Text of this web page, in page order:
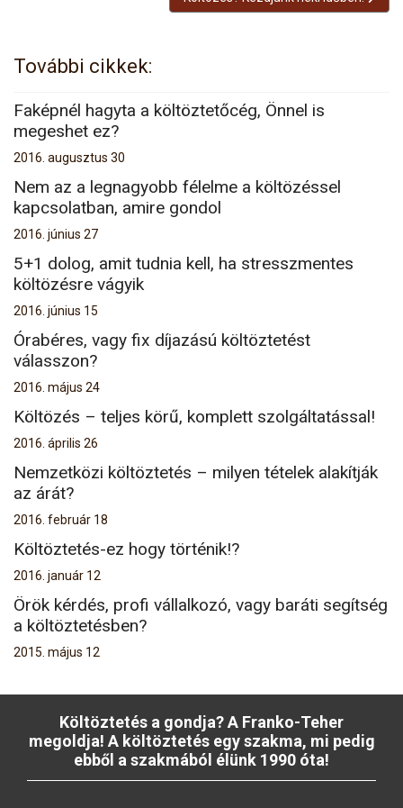
További cikkek:
Faképnél hagyta a költöztetőcég, Önnel is
megeshet ez?
2016. augusztus 30
Nem az a legnagyobb félelme a költözéssel
kapcsolatban, amire gondol
2016. június 27
5+1 dolog, amit tudnia kell, ha stresszmentes
költözésre vágyik
2016. június 15
Órabéres, vagy fix díjazású költöztetést
válasszon?
2016. május 24
Költözés – teljes körű, komplett szolgáltatással!
2016. április 26
Nemzetközi költöztetés – milyen tételek alakítják
az árát?
2016. február 18
Költöztetés-ez hogy történik!?
2016. január 12
Örök kérdés, profi vállalkozó, vagy baráti segítség
a költöztetésben?
2015. május 12
Költöztetés a gondja? A Franko-Teher
megoldja! A költöztetés egy szakma, mi pedig
ebből a szakmából élünk 1990 óta!